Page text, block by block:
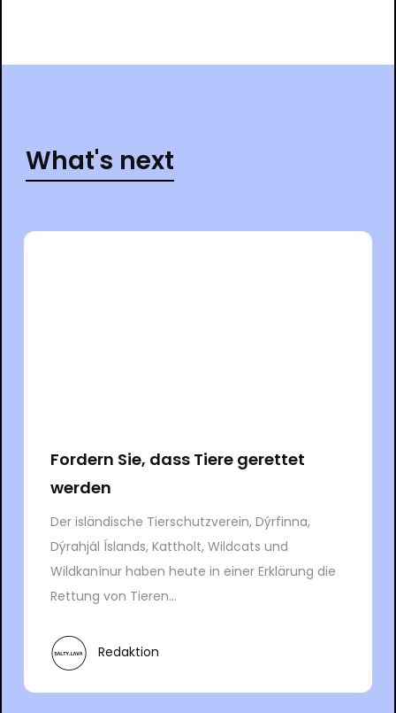
What's next
Fordern Sie, dass Tiere gerettet
werden
Der isländische Tierschutzverein, Dýrfinna,
Dýrahjál Íslands, Kattholt, Wildcats und
Wildkanínur haben heute in einer Erklärung die
Rettung von Tieren...
Redaktion